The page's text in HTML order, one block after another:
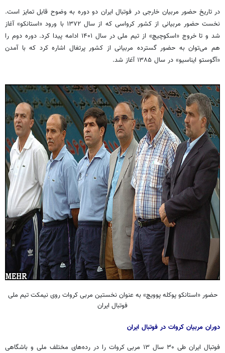
در تاریخ حضور مربیان خارجی در فوتبال ایران دو دوره به وضوح قابل تمایز است.
نخست حضور مربیانی از کشور کرواسی که از سال ۱۳۷۲ با ورود «استانکو» آغاز
شد و تا خروج «اسکوچیچ» از تیم ملی در سال ۱۴۰۱ ادامه پیدا کرد. دوره دوم را
هم می‌توان به حضور گسترده مربیانی از کشور پرتغال اشاره کرد که با آمدن
«آگوستو ایناسیو» در سال ۱۳۸۵ آغاز شد.
حضور «استانکو پوکله پوویچ» به عنوان نخستین مربی کروات روی نیمکت تیم ملی
فوتبال ایران
دوران مربیان کروات در فوتبال ایران
فوتبال ایران طی ۳۰ سال ۱۳ مربی کروات را در رده‌های مختلف ملی و باشگاهی